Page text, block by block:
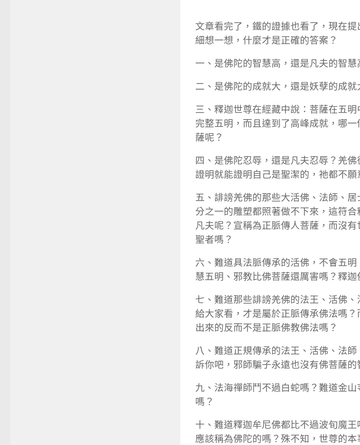
文章看完了，鐵的證據也看了，現在
細想一想，什麼才是正確的答案？
一、是佛陀的智慧高，還是凡夫的智慧
二、是佛陀的成就大，還是妖孽的成就
三、釋迦世尊在經藏中說：菩薩在五
完整五明，而且達到了高峰成就，哪
薩呢？
四、是佛陀忍辱，還是凡夫忍辱？羌
證明就能證明自己是聖潔的，祂都不願
五、誹謗羌佛的那些大活佛、法師、
分之一的雕塑都照著做不下來，這符
凡夫呢？宣稱為正脈傳人菩薩，而沒
聖者嗎？
六、難道具法脈傳承的活佛，不會五
慧五明、邪教比佛菩薩還厲害嗎？釋
七、難道那些誹謗羌佛的法王、活佛
給大家看，才是屬於正脈傳承佛法嗎
出來的反而不是正脈佛教佛法嗎？
八、難道正規傳承的法王、活佛、法
訴你吧，邪師騙子永遠也沒有佛菩薩的
九、法海禪師鬥不過白蛇嗎？難道金
嗎？
十、難道釋迦牟尼佛都比不過波旬魔
應該稱為佛陀的嗎？殊不知，世尊的本